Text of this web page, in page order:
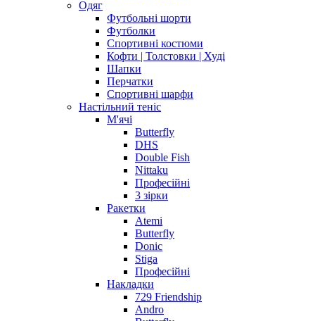
Одяг
Футбольні шорти
Футболки
Спортивні костюми
Кофти | Толстовки | Худі
Шапки
Перчатки
Спортивні шарфи
Настільний теніс
М'ячі
Butterfly
DHS
Double Fish
Nittaku
Професійні
3 зірки
Ракетки
Atemi
Butterfly
Donic
Stiga
Професійні
Накладки
729 Friendship
Andro